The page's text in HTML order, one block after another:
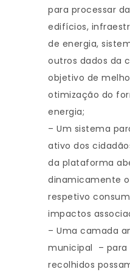
para processar
edifícios,
de energia,
outros dados da
objetivo de
otimização do
energia;
– Um sistema
ativo dos
da plataforma
dinamicamente
respetivo
impactos
– Uma camada
municipal – para
recolhidos